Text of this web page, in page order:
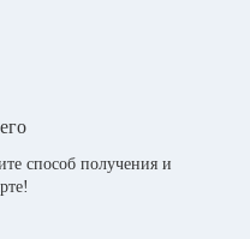
способ получения и